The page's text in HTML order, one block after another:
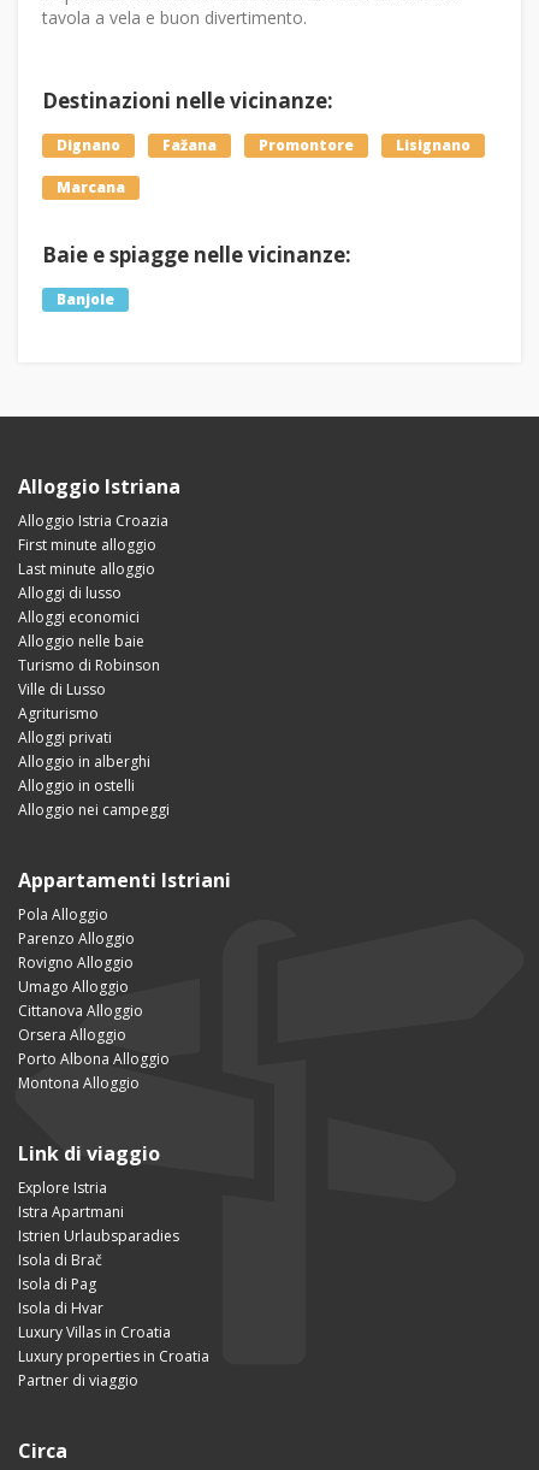
tavola a vela e buon divertimento.
Destinazioni nelle vicinanze:
Dignano Fažana Promontore Lisignano
Marcana
Baie e spiagge nelle vicinanze:
Banjole
Alloggio Istriana
Alloggio Istria Croazia
First minute alloggio
Last minute alloggio
Alloggi di lusso
Alloggi economici
Alloggio nelle baie
Turismo di Robinson
Ville di Lusso
Agriturismo
Alloggi privati
Alloggio in alberghi
Alloggio in ostelli
Alloggio nei campeggi
Appartamenti Istriani
Pola Alloggio
Parenzo Alloggio
Rovigno Alloggio
Umago Alloggio
Cittanova Alloggio
Orsera Alloggio
Porto Albona Alloggio
Montona Alloggio
Link di viaggio
Explore Istria
Istra Apartmani
Istrien Urlaubsparadies
Isola di Brač
Isola di Pag
Isola di Hvar
Luxury Villas in Croatia
Luxury properties in Croatia
Partner di viaggio
Circa